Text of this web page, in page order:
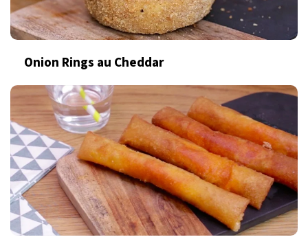
Onion Rings au Cheddar